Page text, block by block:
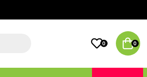
0 0